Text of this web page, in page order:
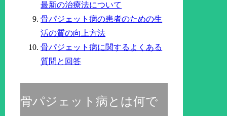
最新の治療法について
骨パジェット病の患者のための生
活の質の向上方法
骨パジェット病に関するよくある
質問と回答
骨パジェット病とは何で